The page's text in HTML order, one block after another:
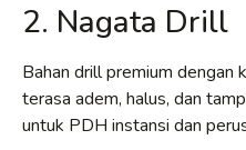
2. Nagata Drill
Bahan drill premium dengan
terasa adem, halus, dan
untuk PDH instansi dan